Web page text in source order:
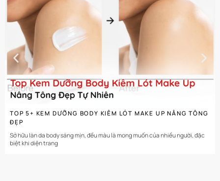
TOP 5+ KEM DƯỠNG BODY KIÊM LÓT MAKE UP NÂNG TÔNG
ĐẸP
Sở hữu làn da body sáng mịn, đều màu là mong muốn của nhiều người, đặc
biệt khi diện trang